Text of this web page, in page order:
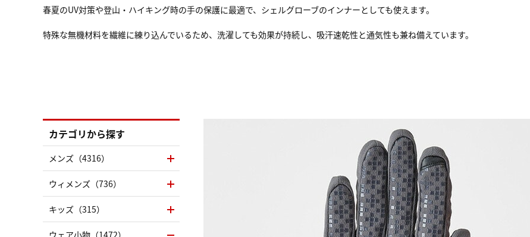
春夏のUV対策や登山・ハイキング時の手の保護に最適で、シェルグローブのインナーとしても使えます。
特殊な無機材料を繊維に練り込んでいるため、洗濯しても効果が持続し、吸汗速乾性と通気性も兼ね備えています。
カテゴリから探す
メンズ（4316）
ウィメンズ（736）
キッズ（315）